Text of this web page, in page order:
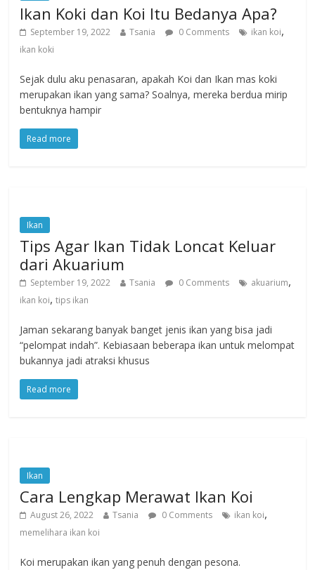
Ikan Koki dan Koi Itu Bedanya Apa?
September 19, 2022 Tsania 0 Comments ikan koi,
ikan koki
Sejak dulu aku penasaran, apakah Koi dan Ikan mas koki
merupakan ikan yang sama? Soalnya, mereka berdua mirip
bentuknya hampir
Read more
Ikan
Tips Agar Ikan Tidak Loncat Keluar
dari Akuarium
September 19, 2022 Tsania 0 Comments akuarium,
ikan koi,tips ikan
Jaman sekarang banyak banget jenis ikan yang bisa jadi
“pelompat indah”. Kebiasaan beberapa ikan untuk melompat
bukannya jadi atraksi khusus
Read more
Ikan
Cara Lengkap Merawat Ikan Koi
August 26, 2022 Tsania 0 Comments ikan koi,
memelihara ikan koi
Koi merupakan ikan yang penuh dengan pesona.